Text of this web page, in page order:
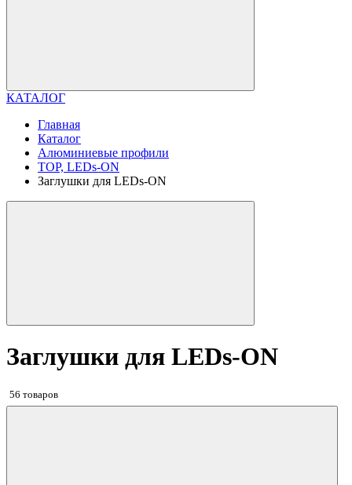
КАТАЛОГ
Главная
Каталог
Алюминиевые профили
TOP, LEDs-ON
Заглушки для LEDs-ON
Заглушки для LEDs-ON
56 товаров